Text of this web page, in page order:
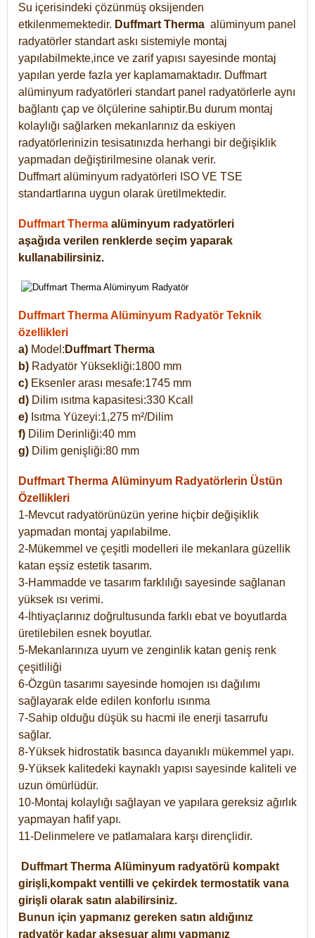
Su içerisindeki çözünmüş oksijenden
etkilenmemektedir. Duffmart Therma alüminyum panel
radyatörler standart askı sistemiyle montaj
yapılabilmekte,ince ve zarif yapısı sayesinde montaj
yapılan yerde fazla yer kaplamamaktadır. Duffmart
alüminyum radyatörleri standart panel radyatörlerle aynı
bağlantı çap ve ölçülerine sahiptir.Bu durum montaj
kolaylığı sağlarken mekanlarınız da eskiyen
radyatörlerinizin tesisatınızda herhangi bir değişiklik
yapmadan değiştirilmesine olanak verir.
Duffmart alüminyum radyatörleri ISO VE TSE
standartlarına uygun olarak üretilmektedir.
Duffmart Therma alüminyum radyatörleri
aşağıda verilen renklerde seçim yaparak
kullanabilirsiniz.
Duffmart Therma Alüminyum Radyatör Teknik
özellikleri
a) Model: Duffmart Therma
b) Radyatör Yüksekliği:1800 mm
c) Eksenler arası mesafe:1745 mm
d) Dilim ısıtma kapasitesi:330 Kcall
e) Isıtma Yüzeyi:1,275 m²/Dilim
f) Dilim Derinliği:40 mm
g) Dilim genişliği:80 mm
Duffmart Therma Alüminyum Radyatörlerin Üstün
Özellikleri
1-Mevcut radyatörünüzün yerine hiçbir değişiklik
yapmadan montaj yapılabilme.
2-Mükemmel ve çeşitli modelleri ile mekanlara güzellik
katan eşsiz estetik tasarım.
3-Hammadde ve tasarım farklılığı sayesinde sağlanan
yüksek ısı verimi.
4-İhtiyaçlarınız doğrultusunda farklı ebat ve boyutlarda
üretilebilen esnek boyutlar.
5-Mekanlarınıza uyum ve zenginlik katan geniş renk
çeşitliliği
6-Özgün tasarımı sayesinde homojen ısı dağılımı
sağlayarak elde edilen konforlu ısınma
7-Sahip olduğu düşük su hacmi ile enerji tasarrufu
sağlar.
8-Yüksek hidrostatik basınca dayanıklı mükemmel yapı.
9-Yüksek kalitedeki kaynaklı yapısı sayesinde kaliteli ve
uzun ömürlüdür.
10-Montaj kolaylığı sağlayan ve yapılara gereksiz ağırlık
yapmayan hafif yapı.
11-Delinmelere ve patlamalara karşı dirençlidir.
Duffmart Therma Alüminyum radyatörü kompakt
girişli,kompakt ventilli ve çekirdek termostatik vana
girişli olarak satın alabilirsiniz.
Bunun için yapmanız gereken satın aldığınız
radyatör kadar aksesuar alımı yapmanız